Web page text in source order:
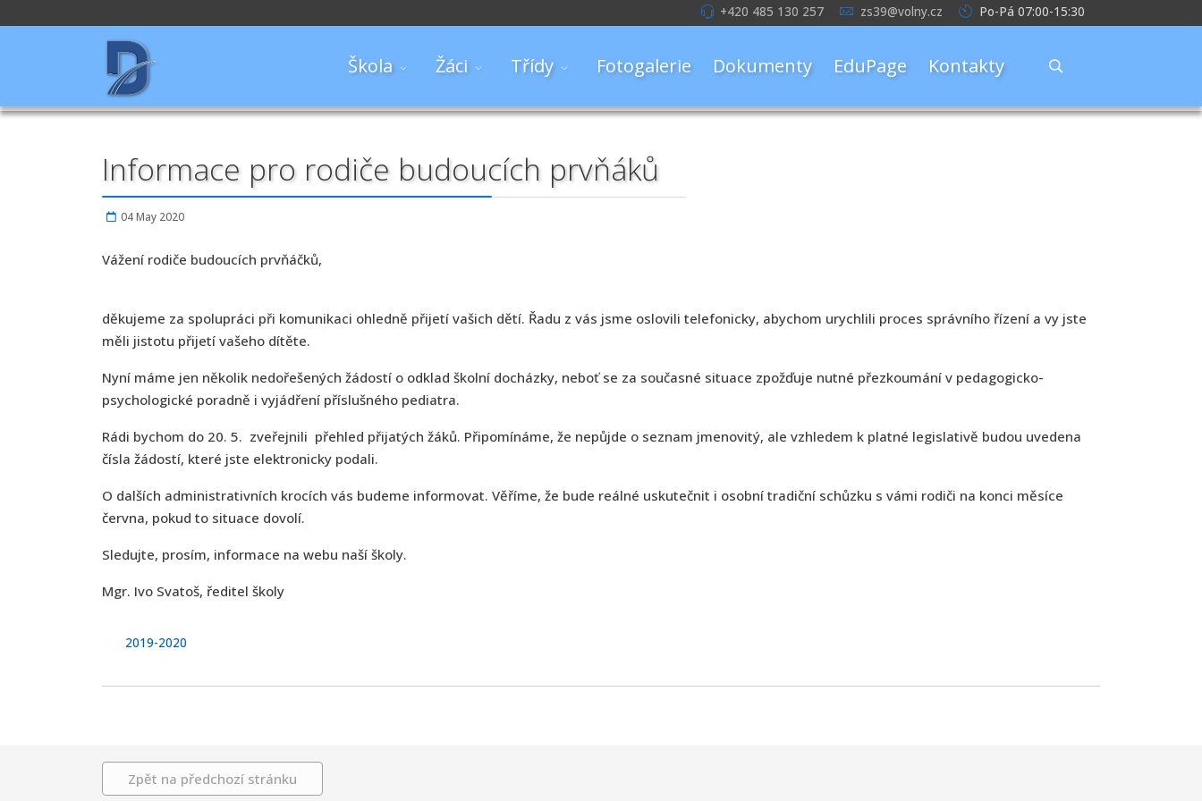
+420 485 130 257 zs39@volny.cz Po-Pá 07:00-15:30
Škola Žáci Třídy Fotogalerie Dokumenty EduPage Kontakty
Informace pro rodiče budoucích prvňáků
04 May 2020
Vážení rodiče budoucích prvňáčků,
děkujeme za spolupráci při komunikaci ohledně přijetí vašich dětí. Řadu z vás jsme oslovili telefonicky, abychom urychlili proces správního řízení a vy jste
měli jistotu přijetí vašeho dítěte.
Nyní máme jen několik nedořešených žádostí o odklad školní docházky, neboť se za současné situace zpožďuje nutné přezkoumání v pedagogicko-
psychologické poradně i vyjádření příslušného pediatra.
Rádi bychom do 20. 5. zveřejnili přehled přijatých žáků. Připomínáme, že nepůjde o seznam jmenovitý, ale vzhledem k platné legislativě budou uvedena
čísla žádostí, které jste elektronicky podali.
O dalších administrativních krocích vás budeme informovat. Věříme, že bude reálné uskutečnit i osobní tradiční schůzku s vámi rodiči na konci měsíce
června, pokud to situace dovolí.
Sledujte, prosím, informace na webu naší školy.
Mgr. Ivo Svatoš, ředitel školy
2019-2020
Zpět na předchozí stránku